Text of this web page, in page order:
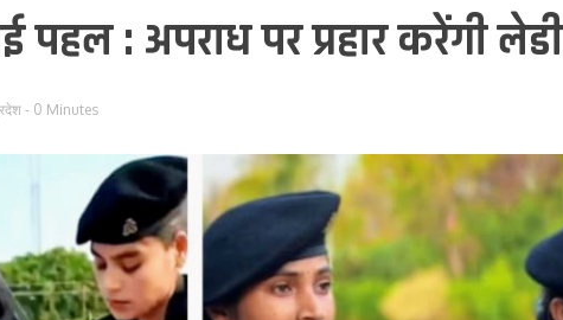
पहल : अपराध पर प्रहार करेंगी
- 0 Minutes